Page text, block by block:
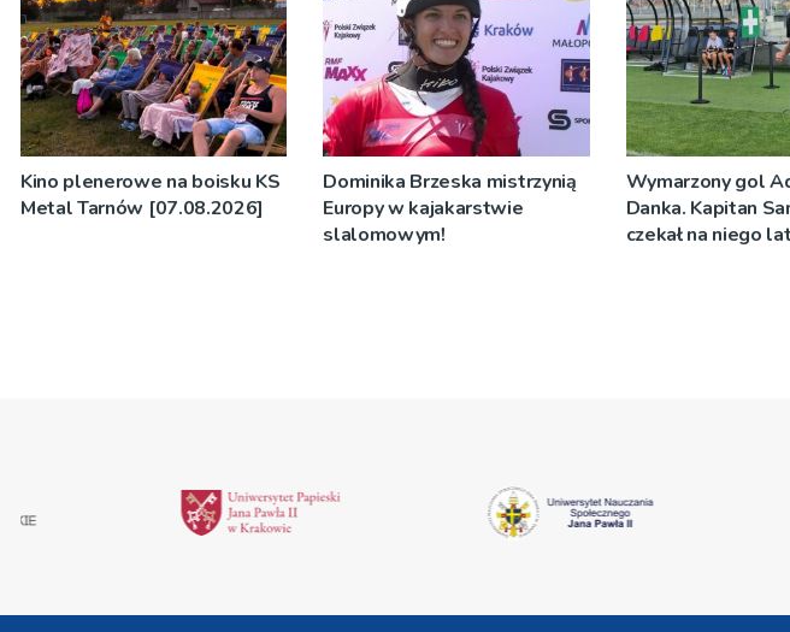
Kino plenerowe na boisku KS
Metal Tarnów [07.08.2026]
Dominika Brzeska mistrzynią
Europy w kajakarstwie
slalomowym!
Wymarzony gol
Danka. Kapitan
czekał na niego